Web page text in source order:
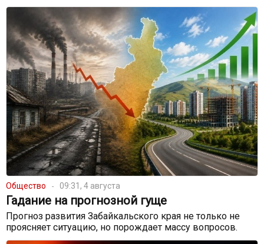
Общество 09:31, 4 августа
Гадание на прогнозной гуще
Прогноз развития Забайкальского края не только не
проясняет ситуацию, но порождает массу вопросов.